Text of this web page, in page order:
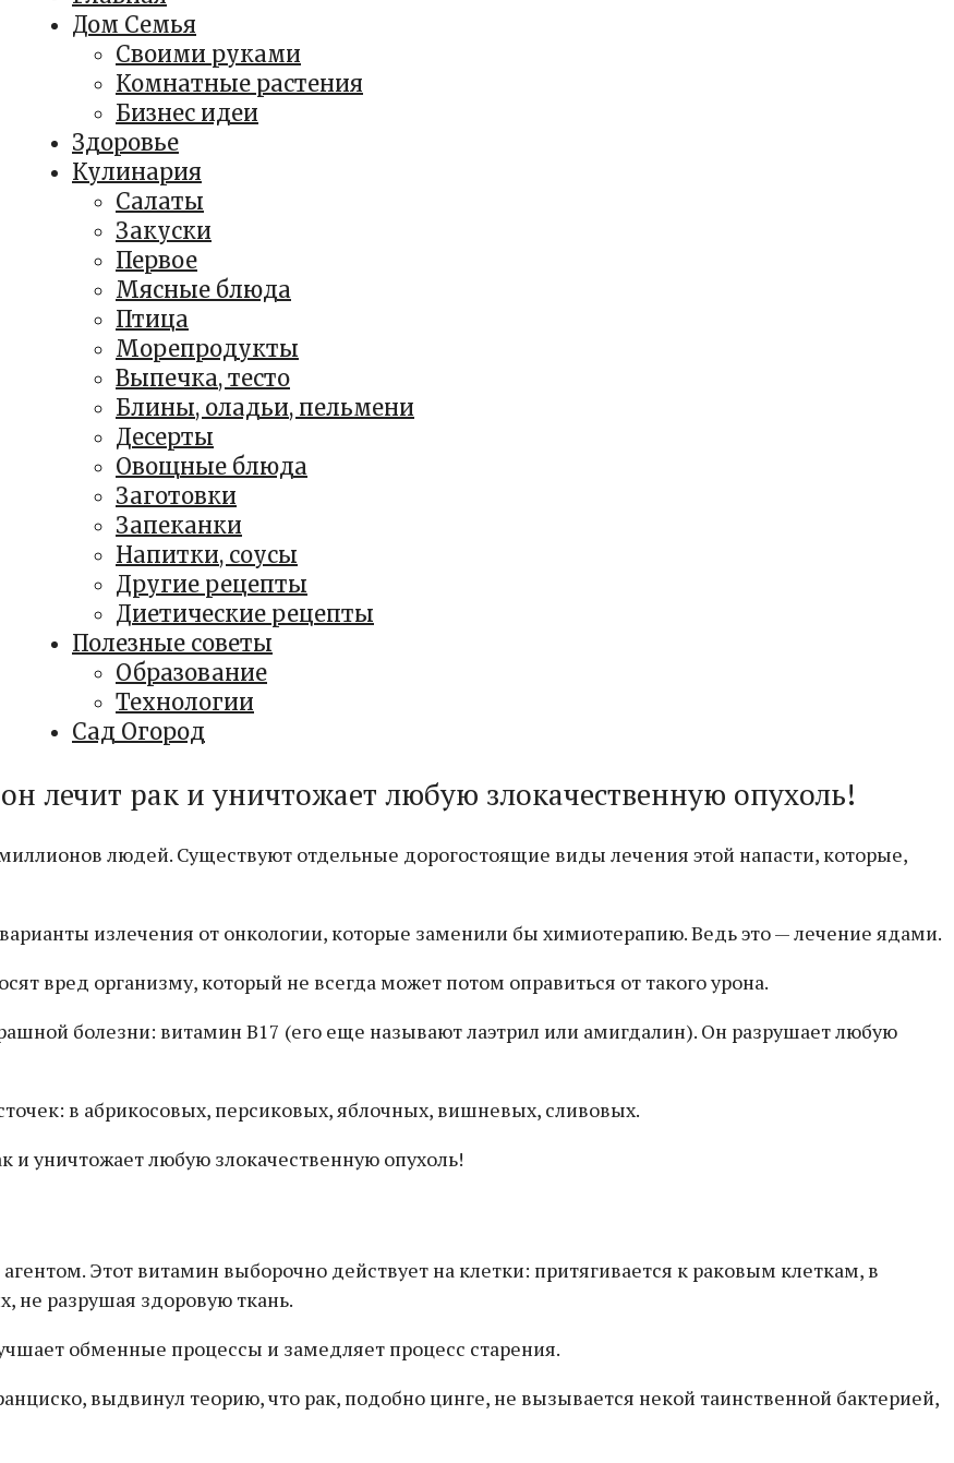
Дом Семья
Своими руками
Комнатные растения
Бизнес идеи
Здоровье
Кулинария
Салаты
Закуски
Первое
Мясные блюда
Птица
Морепродукты
Выпечка, тесто
Блины, оладьи, пельмени
Десерты
Овощные блюда
Заготовки
Запеканки
Напитки, соусы
Другие рецепты
Диетические рецепты
Полезные советы
Образование
Технологии
Сад Огород
лечит рак и уничтожает любую злокачественную опухоль!
людей. Существуют отдельные дорогостоящие виды лечения этой напасти, которые,
излечения от онкологии, которые заменили бы химиотерапию. Ведь это — лечение ядами.
вред организму, который не всегда может потом оправиться от такого урона.
болезни: витамин B17 (его еще называют лаэтрил или амигдалин). Он разрушает любую
в абрикосовых, персиковых, яблочных, вишневых, сливовых.
Этот витамин выборочно действует на клетки: притягивается к раковым клеткам, в
не разрушая здоровую ткань.
обменные процессы и замедляет процесс старения.
выдвинул теорию, что рак, подобно цинге, не вызывается некой таинственной бактерией,